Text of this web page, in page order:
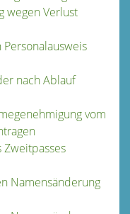
wegen Verlust
nach Ablauf
vom
Zweitpasses
Namensänderung